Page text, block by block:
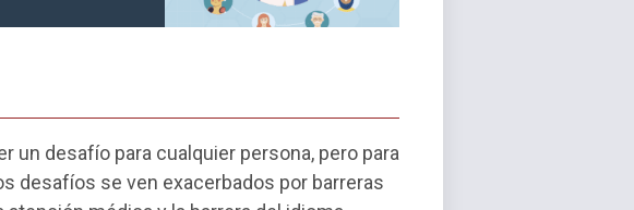
un desafío para cualquier persona, pero para
desafíos se ven exacerbados por barreras